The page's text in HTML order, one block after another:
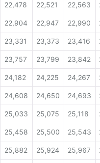
22,478 22,521 22,563
22,904 22,947 22,990
23,331 23,373 23,416
23,757 23,799 23,842
24,182 24,225 24,267
24,608 24,650 24,693
25,033 25,075 25,118
25,458 25,500 25,543
25,882 25,924 25,967